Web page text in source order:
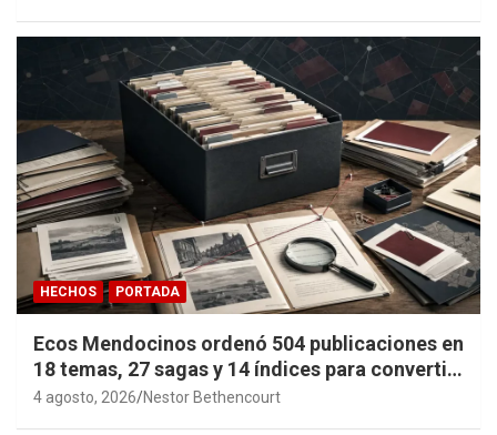
HECHOS PORTADA
Ecos Mendocinos ordenó 504 publicaciones en
18 temas, 27 sagas y 14 índices para convertir
años de investigación en memoria pública
4 agosto, 2026 Nestor Bethencourt